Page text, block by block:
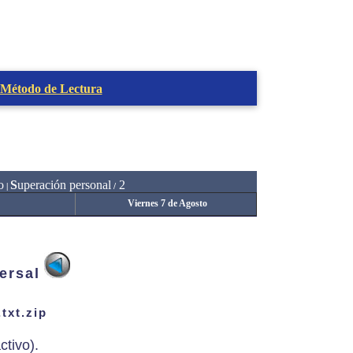
de Lectura
| Superación personal / 2
Viernes 7 de Agosto